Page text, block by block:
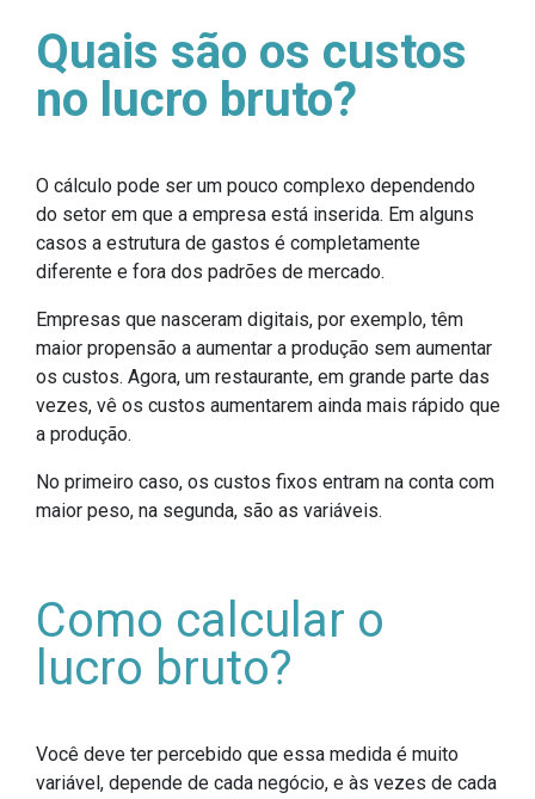
Quais são os custos
no lucro bruto?
O cálculo pode ser um pouco complexo dependendo
do setor em que a empresa está inserida. Em alguns
casos a estrutura de gastos é completamente
diferente e fora dos padrões de mercado.
Empresas que nasceram digitais, por exemplo, têm
maior propensão a aumentar a produção sem aumentar
os custos. Agora, um restaurante, em grande parte das
vezes, vê os custos aumentarem ainda mais rápido que
a produção.
No primeiro caso, os custos fixos entram na conta com
maior peso, na segunda, são as variáveis.
Como calcular o
lucro bruto?
Você deve ter percebido que essa medida é muito
variável, depende de cada negócio, e às vezes de cada